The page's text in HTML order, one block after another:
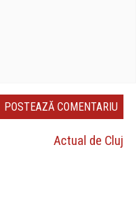
Actual de Cluj